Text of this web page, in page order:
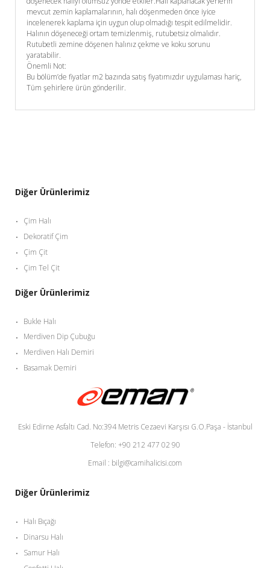
mevcut zemin kaplamalarının, halı döşenmeden önce iyice
incelenerek kaplama için uygun olup olmadığı tespit edilmelidir.
Halının döşeneceği ortam temizlenmiş, rutubetsiz olmalıdır.
Rutubetli zemine döşenen halınız çekme ve koku sorunu
yaratabilir.
Önemli Not:
Bu bölüm’de fiyatlar m2 bazında satış fiyatımızdır uygulaması hariç,
Tüm şehirlere ürün gönderilir.
Diğer Ürünlerimiz
Çim Halı
Dekoratif Çim
Çim Çit
Çim Tel Çit
Diğer Ürünlerimiz
Bukle Halı
Merdiven Dip Çubuğu
Merdiven Halı Demiri
Basamak Demiri
Eski Edirne Asfaltı Cad. No:394 Metris Cezaevi Karşısı G.O.Paşa - İstanbul
Telefon: +90 212 477 02 90
Email : bilgi@camihalicisi.com
Diğer Ürünlerimiz
Halı Bıçağı
Dinarsu Halı
Samur Halı